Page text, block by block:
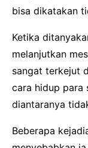
bisa dikatakan
Ketika
melanjutkan
sangat terkejut
cara hidup para
diantaranya
Beberapa